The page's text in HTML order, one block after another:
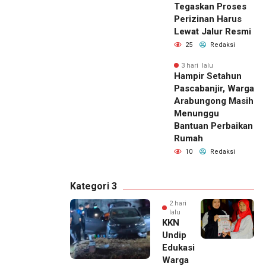
Tegaskan Proses
Perizinan Harus
Lewat Jalur Resmi
25 Redaksi
3 hari lalu
Hampir Setahun
Pascabanjir, Warga
Arabungong Masih
Menunggu
Bantuan Perbaikan
Rumah
10 Redaksi
Kategori 3
2 hari
lalu
KKN
Undip
Edukasi
Warga